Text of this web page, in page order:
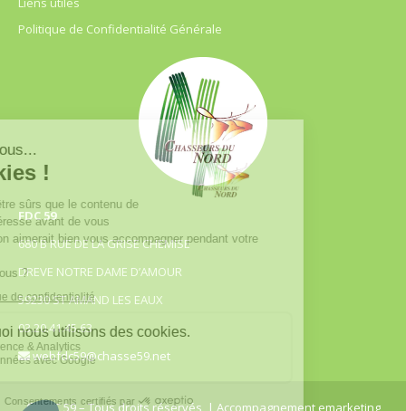
Politique de Confidentialité Générale
FDC 59
680 B RUE DE LA GRISE CHEMISE
DREVE NOTRE DAME D’AMOUR
59230 ST AMAND LES EAUX
03.20.41.45.63
webfdc59@chasse59.net
© FDC 59 – Tous droits réservés | Accompagnement emarketing